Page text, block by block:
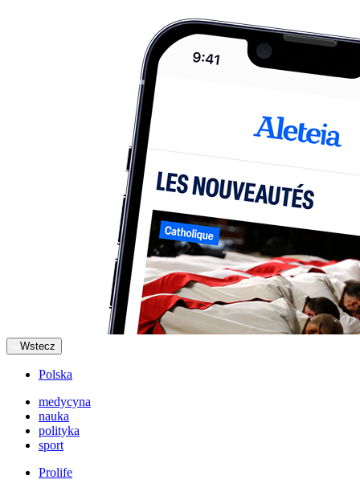
Wstecz
Polska
medycyna
nauka
polityka
sport
Prolife